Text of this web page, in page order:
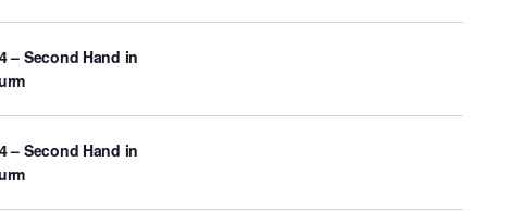
– Second Hand in
– Second Hand in